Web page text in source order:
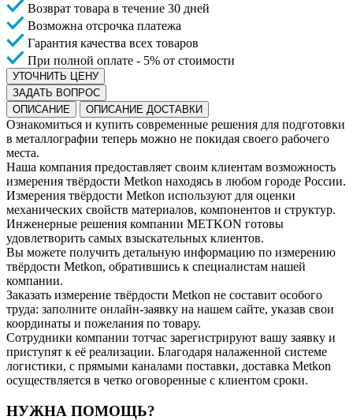
Возврат товара в течение 30 дней
Возможна отсрочка платежа
Гарантия качества всех товаров
При полной оплате - 5% от стоимости
УТОЧНИТЬ ЦЕНУ
ЗАДАТЬ ВОПРОС
ОПИСАНИЕ
ОПИСАНИЕ ДОСТАВКИ
Ознакомиться и купить современные решения для подготовки
в металлографии теперь можно не покидая своего рабочего
места.
Наша компания предоставляет своим клиентам возможность
измерения твёрдости Metkon находясь в любом городе России.
Измерения твёрдости Metkon используют для оценки
механических свойств материалов, компонентов и структур.
Инженерные решения компании METKON готовы
удовлетворить самых взыскательных клиентов.
Вы можете получить детальную информацию по измерению
твёрдости Metkon, обратившись к специалистам нашей
компании.
Заказать измерение твёрдости Metkon не составит особого
труда: заполните онлайн-заявку на нашем сайте, указав свои
координаты и пожелания по товару.
Сотрудники компании тотчас зарегистрируют вашу заявку и
приступят к её реализации. Благодаря налаженной системе
логистики, с прямыми каналами поставки, доставка Metkon
осуществляется в четко оговоренные с клиентом сроки.
НУЖНА ПОМОЩЬ?